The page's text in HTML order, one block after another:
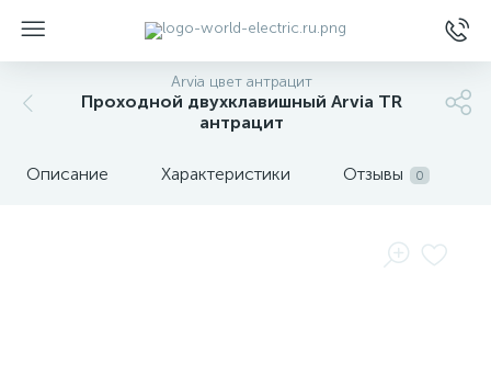
Arvia цвет антрацит
Проходной двухклавишный Arvia TR
антрацит
Описание Характеристики Отзывы 0